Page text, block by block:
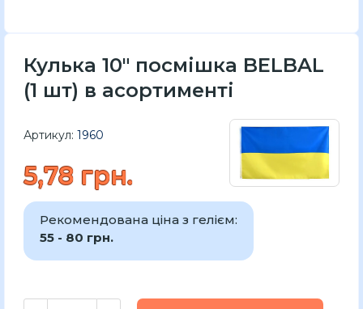
Кулька 10" посмішка BELBAL
(1 шт) в асортименті
Артикул: 1960
5,78 грн.
Рекомендована ціна з гелієм:
55 - 80 грн.